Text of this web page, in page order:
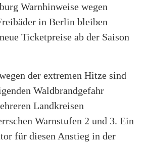
Warnhinweise wegen
in Berlin bleiben
Ticketpreise ab der Saison
der extremen Hitze sind
Waldbrandgefahr
Landkreisen
Warnstufen 2 und 3. Ein
für diesen Anstieg in der